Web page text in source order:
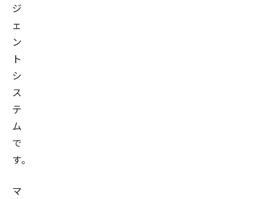
ジ
ェ
ン
ト
シ
ス
テ
ム
で
す。
マ